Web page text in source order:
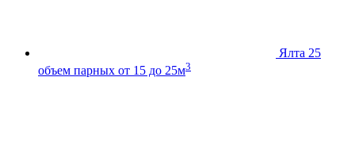
Ялта 25
объем парных от 15 до 25м3